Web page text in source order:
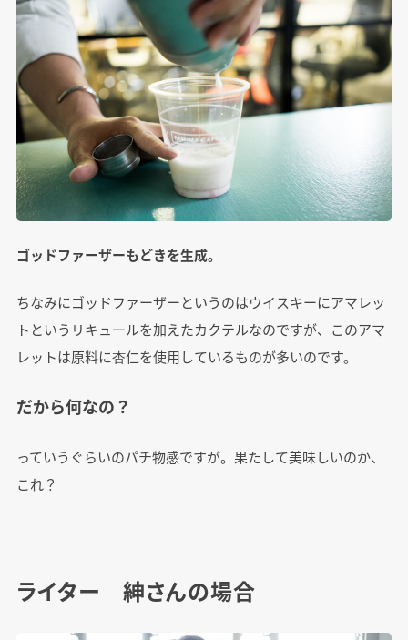
ゴッドファーザーもどきを生成。
ちなみにゴッドファーザーというのはウイスキーにアマレッ
トというリキュールを加えたカクテルなのですが、このアマ
レットは原料に杏仁を使用しているものが多いのです。
だから何なの？
っていうぐらいのパチ物感ですが。果たして美味しいのか、
これ？
ライター 紳さんの場合